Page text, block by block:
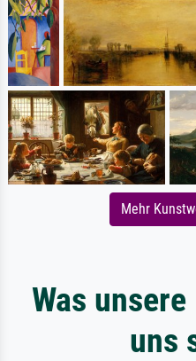
Mehr
Was
uns